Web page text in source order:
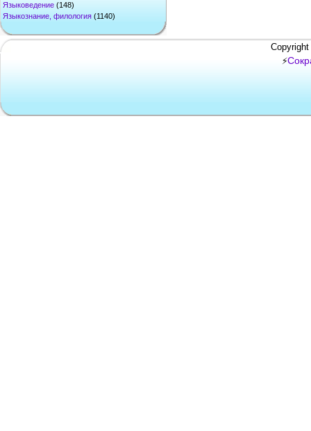
Языковедение (148)
Языкознание, филология (1140)
⚡